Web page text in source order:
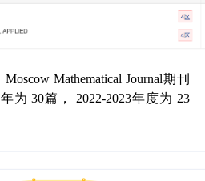
Moscow Mathematical Journal期刊
年为 30篇， 2022-2023年度为 23